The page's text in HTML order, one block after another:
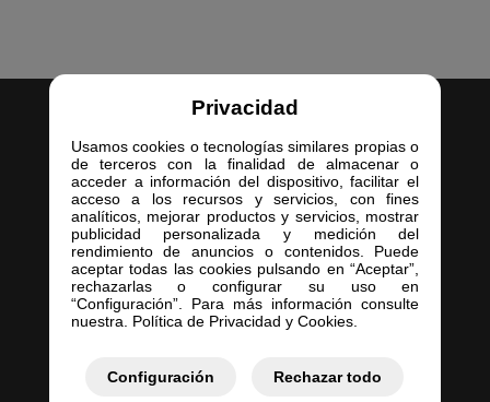
Privacidad
Usamos cookies o tecnologías similares propias o
de terceros con la finalidad de almacenar o
acceder a información del dispositivo, facilitar el
acceso a los recursos y servicios, con fines
analíticos, mejorar productos y servicios, mostrar
publicidad personalizada y medición del
rendimiento de anuncios o contenidos. Puede
aceptar todas las cookies pulsando en “Aceptar”,
rechazarlas o configurar su uso en
“Configuración”. Para más información consulte
nuestra. Política de Privacidad y Cookies.
Configuración Rechazar todo
Inicio
Empresa
Servicios
Contacto
Mis Pedidos